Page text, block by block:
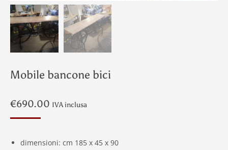
Mobile bancone bici
€690.00 IVA inclusa
dimensioni: cm 185 x 45 x 90